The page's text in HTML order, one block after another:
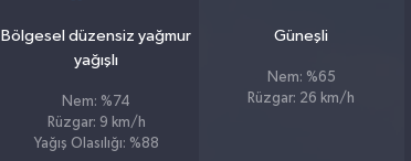
Bölgesel düzensiz yağmur
yağışlı
Nem: %74
Rüzgar: 9 km/h
Yağış Olasılığı: %88
Güneşli
Nem: %65
Rüzgar: 26 km/h